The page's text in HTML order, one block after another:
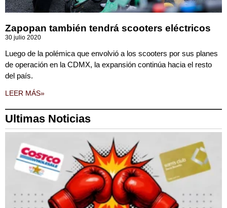
Zapopan también tendrá scooters eléctricos
30 julio 2020
Luego de la polémica que envolvió a los scooters por sus planes
de operación en la CDMX, la expansión continúa hacia el resto
del país.
LEER MÁS»
Ultimas Noticias